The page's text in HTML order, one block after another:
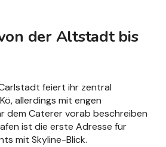
der Altstadt bis
feiert ihr zentral
allerdings mit engen
dem Caterer vorab beschreiben
ist die erste Adresse für
mit Skyline-Blick.